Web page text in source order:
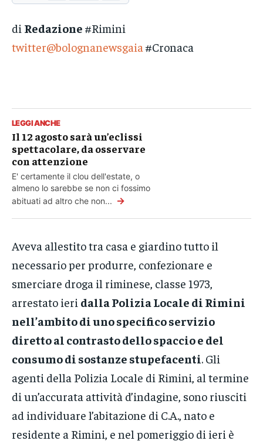
di Redazione #Rimini
twitter@bolognanewsgaia #Cronaca
LEGGI ANCHE
Il 12 agosto sarà un’eclissi
spettacolare, da osservare
con attenzione
E' certamente il clou dell'estate, o
almeno lo sarebbe se non ci fossimo
abituati ad altro che non... →
Aveva allestito tra casa e giardino tutto il
necessario per produrre, confezionare e
smerciare droga il riminese, classe 1973,
arrestato ieri dalla Polizia Locale di Rimini
nell’ambito di uno specifico servizio
diretto al contrasto dello spaccio e del
consumo di sostanze stupefacenti. Gli
agenti della Polizia Locale di Rimini, al termine
di un’accurata attività d’indagine, sono riusciti
ad individuare l’abitazione di C.A., nato e
residente a Rimini, e nel pomeriggio di ieri è